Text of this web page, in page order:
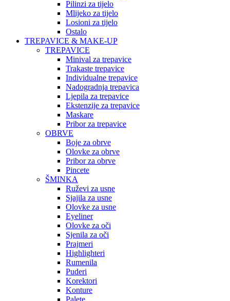
Pilinzi za tijelo
Mlijeko za tijelo
Losioni za tijelo
Ostalo
TREPAVICE & MAKE-UP
TREPAVICE
Minival za trepavice
Trakaste trepavice
Individualne trepavice
Nadogradnja trepavica
Ljepila za trepavice
Ekstenzije za trepavice
Maskare
Pribor za trepavice
OBRVE
Boje za obrve
Olovke za obrve
Pribor za obrve
Pincete
ŠMINKA
Ruževi za usne
Sjajila za usne
Olovke za usne
Eyeliner
Olovke za oči
Sjenila za oči
Prajmeri
Highlighteri
Rumenila
Puderi
Korektori
Konture
Palete